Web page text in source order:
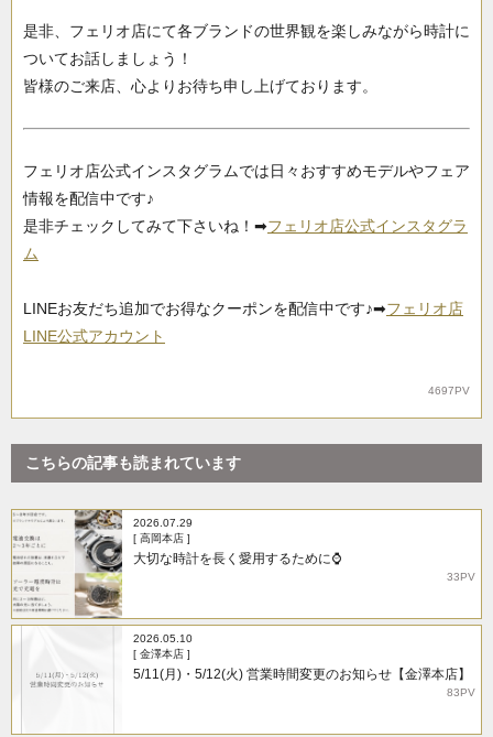
是非、フェリオ店にて各ブランドの世界観を楽しみながら時計に
ついてお話しましょう！
皆様のご来店、心よりお待ち申し上げております。
フェリオ店公式インスタグラムでは日々おすすめモデルやフェア
情報を配信中です♪
是非チェックしてみて下さいね！➡フェリオ店公式インスタグラ
ム
LINEお友だち追加でお得なクーポンを配信中です♪➡フェリオ店
LINE公式アカウント
4697PV
こちらの記事も読まれています
2026.07.29
[ 高岡本店 ]
大切な時計を長く愛用するために⌚
33PV
2026.05.10
[ 金澤本店 ]
5/11(月)・5/12(火) 営業時間変更のお知らせ【金澤本店】
83PV